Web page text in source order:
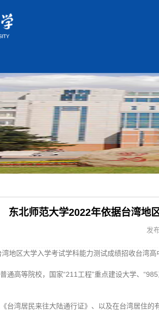
东北师范大学2022年依据台湾地
发
地区大学入学考试学科能力测试成绩招收台湾高
通高等院校，国家“211工程”重点建设大学、
台湾居民来往大陆通行证》、以及在台湾居住